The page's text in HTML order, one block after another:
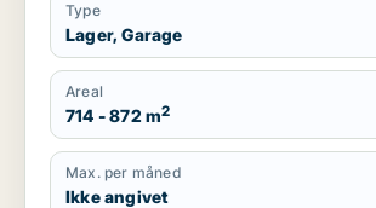
Type
Lager, Garage
Areal
714 - 872 m2
Max. per måned
Ikke angivet